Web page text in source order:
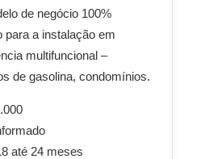
de negócio 100%
para a instalação em
multifuncional –
de gasolina, condomínios.
até 24 meses